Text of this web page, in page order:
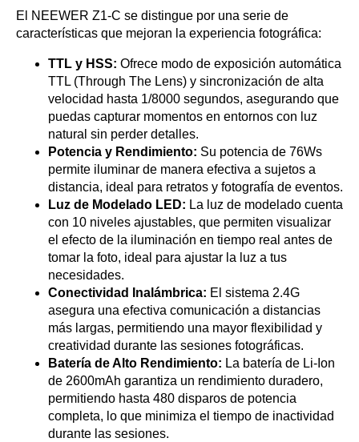
El NEEWER Z1-C se distingue por una serie de
características que mejoran la experiencia fotográfica:
TTL y HSS: Ofrece modo de exposición automática
TTL (Through The Lens) y sincronización de alta
velocidad hasta 1/8000 segundos, asegurando que
puedas capturar momentos en entornos con luz
natural sin perder detalles.
Potencia y Rendimiento: Su potencia de 76Ws
permite iluminar de manera efectiva a sujetos a
distancia, ideal para retratos y fotografía de eventos.
Luz de Modelado LED: La luz de modelado cuenta
con 10 niveles ajustables, que permiten visualizar
el efecto de la iluminación en tiempo real antes de
tomar la foto, ideal para ajustar la luz a tus
necesidades.
Conectividad Inalámbrica: El sistema 2.4G
asegura una efectiva comunicación a distancias
más largas, permitiendo una mayor flexibilidad y
creatividad durante las sesiones fotográficas.
Batería de Alto Rendimiento: La batería de Li-Ion
de 2600mAh garantiza un rendimiento duradero,
permitiendo hasta 480 disparos de potencia
completa, lo que minimiza el tiempo de inactividad
durante las sesiones.